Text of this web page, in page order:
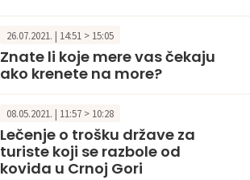
26.07.2021. | 14:51 > 15:05
Znate li koje mere vas čekaju
ako krenete na more?
08.05.2021. | 11:57 > 10:28
Lečenje o trošku države za
turiste koji se razbole od
kovida u Crnoj Gori